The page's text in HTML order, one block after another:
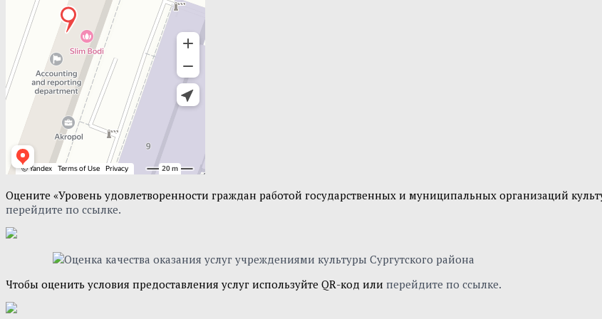
Оцените «Уровень удовлетворенности граждан работой государственных и муниципальных организаций
перейдите по ссылке.
Чтобы оценить условия предоставления услуг используйте QR-код или перейдите по ссылке.